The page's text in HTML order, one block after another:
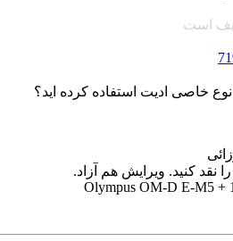
است
نوع خاصی ادیت استفاده کرده اید؟
نقد کنید. ویرایش هم آزاد.
Olympus OM-D E-M5 +